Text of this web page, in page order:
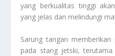
yang berkualitas tinggi
yang jelas dan melindungi
Sarung tangan
pada stang jetski,